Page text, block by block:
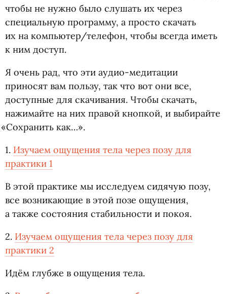
чтобы не нужно было слушать их через
специальную программу, а просто скачать
их на компьютер/телефон, чтобы всегда иметь
к ним доступ.
Я очень рад, что эти аудио-медитации
приносят вам пользу, так что вот они все,
доступные для скачивания. Чтобы скачать,
нажимайте на них правой кнопкой, и выбирайте
«Сохранить как…».
1. Изучаем ощущения тела через позу для
практики 1
В этой практике мы исследуем сидячую позу,
все возникающие в этой позе ощущения,
а также состояния стабильности и покоя.
2. Изучаем ощущения тела через позу для
практики 2
Идём глубже в ощущения тела.